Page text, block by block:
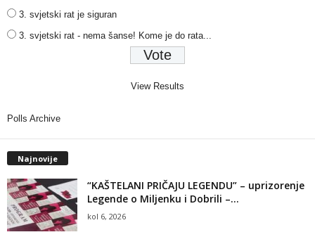
3. svjetski rat je siguran
3. svjetski rat - nema šanse! Kome je do rata...
View Results
Polls Archive
Najnovije
“KAŠTELANI PRIČAJU LEGENDU” – uprizorenje
Legende o Miljenku i Dobrili –...
kol 6, 2026